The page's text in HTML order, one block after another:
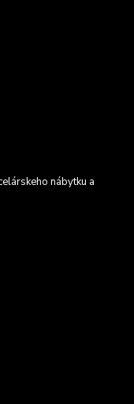
nábytku a